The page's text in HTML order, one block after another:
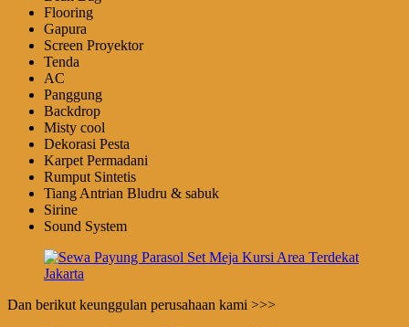
Flooring
Gapura
Screen Proyektor
Tenda
AC
Panggung
Backdrop
Misty cool
Dekorasi Pesta
Karpet Permadani
Rumput Sintetis
Tiang Antrian Bludru & sabuk
Sirine
Sound System
Dan berikut keunggulan perusahaan kami >>>